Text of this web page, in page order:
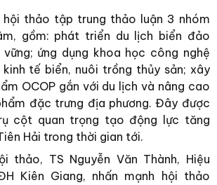
hội thảo tập trung thảo luận 3 nhóm
gồm: phát triển du lịch biển đảo
ứng dụng khoa học công nghệ
tế biển, nuôi trồng thủy sản; xây
OCOP gắn với du lịch và nâng cao
đặc trưng địa phương. Đây được
cột quan trọng tạo động lực tăng
Hải trong thời gian tới.
thảo, TS Nguyễn Văn Thành, Hiệu
Kiên Giang, nhấn mạnh hội thảo